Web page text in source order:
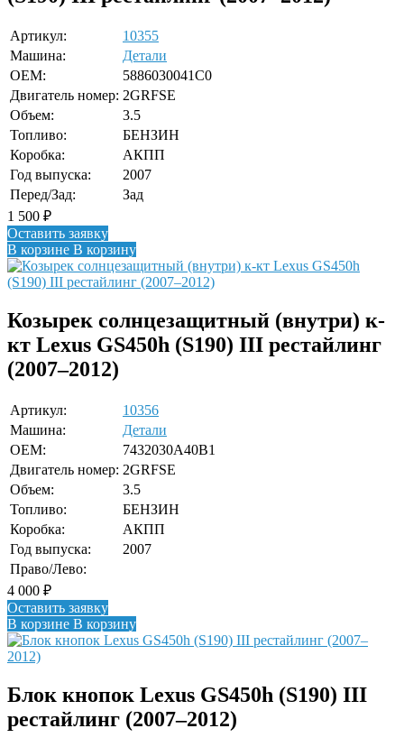
Артикул:
10355
Машина:
Детали
OEM:
5886030041C0
Двигатель номер: 2GRFSE
Объем:
3.5
Топливо:
БЕНЗИН
Коробка:
АКПП
Год выпуска:
2007
Перед/Зад:
Зад
1 500 ₽
Оставить заявку
В корзине В корзину
Козырек солнцезащитный (внутри) к-
кт Lexus GS450h (S190) III рестайлинг
(2007–2012)
Артикул:
10356
Машина:
Детали
OEM:
7432030A40B1
Двигатель номер: 2GRFSE
Объем:
3.5
Топливо:
БЕНЗИН
Коробка:
АКПП
Год выпуска:
2007
Право/Лево:
4 000 ₽
Оставить заявку
В корзине В корзину
Блок кнопок Lexus GS450h (S190) III
рестайлинг (2007–2012)